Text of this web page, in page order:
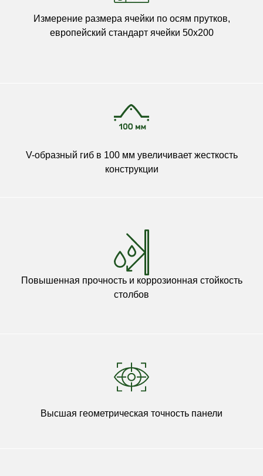
Измерение размера ячейки по осям прутков,
европейский стандарт ячейки 50х200
V-образный гиб в 100 мм увеличивает жесткость
конструкции
Повышенная прочность и коррозионная стойкость
столбов
Высшая геометрическая точность панели